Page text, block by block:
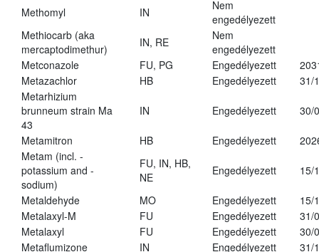
Methomyl
IN
Nem
engedélyezett
Methiocarb (aka
mercaptodimethur)
IN, RE
Nem
engedélyezett
Metconazole
FU, PG Engedélyezett
Metazachlor
HB Engedélyezett
31/
Metarhizium
brunneum strain Ma
43
IN Engedélyezett 30/
Metamitron HB Engedélyezett
Metam (incl. -
potassium and -
sodium)
FU, IN, HB,
NE
Engedélyezett 15/
Metaldehyde MO Engedélyezett
15/
Metalaxyl-M
FU Engedélyezett
31/
Metalaxyl
FU Engedélyezett
30/
Metaflumizone
IN Engedélyezett
31/